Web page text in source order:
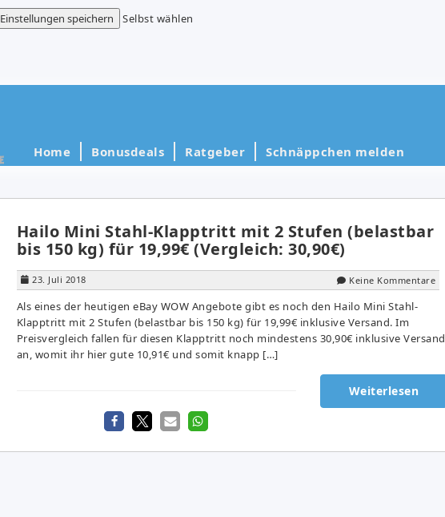
Einstellungen speichern
Selbst wählen
Home Bonusdeals Ratgeber Schnäppchen melden
Hailo Mini Stahl-Klapptritt mit 2 Stufen (belastbar
bis 150 kg) für 19,99€ (Vergleich: 30,90€)
23. Juli 2018 Keine Kommentare
Als eines der heutigen eBay WOW Angebote gibt es noch den Hailo Mini Stahl-
Klapptritt mit 2 Stufen (belastbar bis 150 kg) für 19,99€ inklusive Versand. Im
Preisvergleich fallen für diesen Klapptritt noch mindestens 30,90€ inklusive Versand
an, womit ihr hier gute 10,91€ und somit knapp […]
Weiterlesen